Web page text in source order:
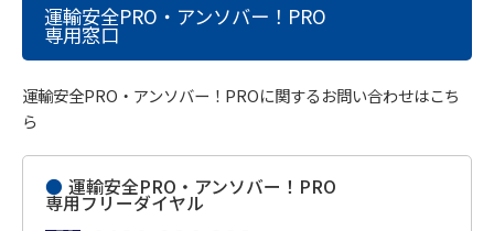
運輸安全PRO・アンソバー！PRO
専用窓口
運輸安全PRO・アンソバー！PROに関するお問い合わせはこち
ら
● 運輸安全PRO・アンソバー！PRO
専用フリーダイヤル